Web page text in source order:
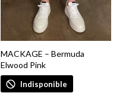
MACKAGE – Bermuda
Elwood Pink
Indisponible